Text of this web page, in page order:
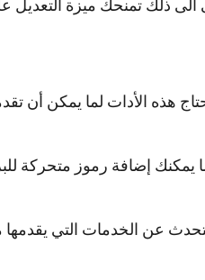
ذلك تمنحك ميزة التعديل
هذه الأدات لما يمكن أن
يمكنك إضافة رموز متحركة
عن الخدمات التي يقدمها